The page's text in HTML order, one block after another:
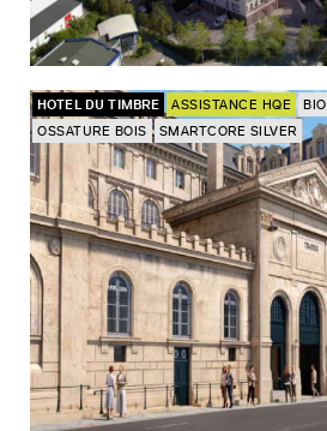
HOTEL DU TIMBRE ASSISTANCE HQE
OSSATURE BOIS
SMARTCORE SILVER